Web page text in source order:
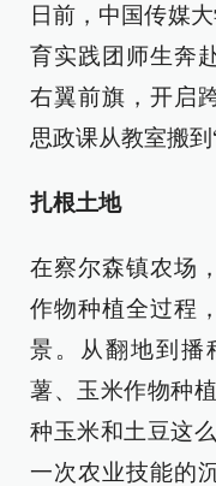
日前，中国传媒
育实践团师生奔
右翼前旗，开启
思政课从教室搬到
扎根土地
在察尔森镇农场
作物种植全过程
景。从翻地到播
薯、玉米作物种
种玉米和土豆这
一次农业技能的